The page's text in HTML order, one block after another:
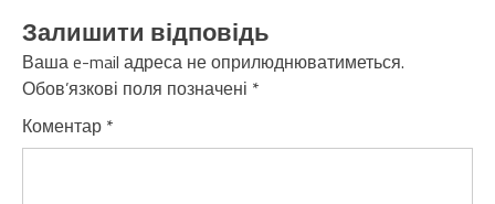
Залишити відповідь
Ваша e-mail адреса не оприлюднюватиметься.
Обов’язкові поля позначені *
Коментар *